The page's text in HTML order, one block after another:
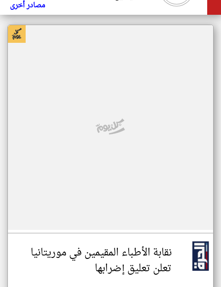
مصادر أخرى
نقابة الأطباء المقيمين في موريتانيا
تعلن تعليق إضرابها